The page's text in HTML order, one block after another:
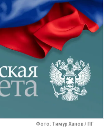
Фото: Тимур Ханов / ПГ